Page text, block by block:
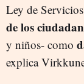
Ley de
de los
y niños- como
explica